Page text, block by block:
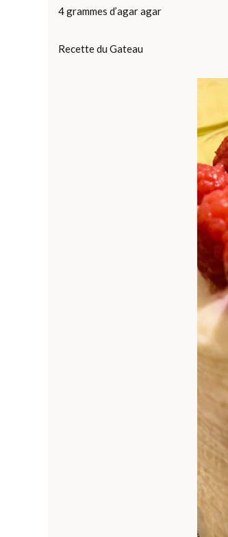
4 grammes d’agar agar
Recette du Gateau